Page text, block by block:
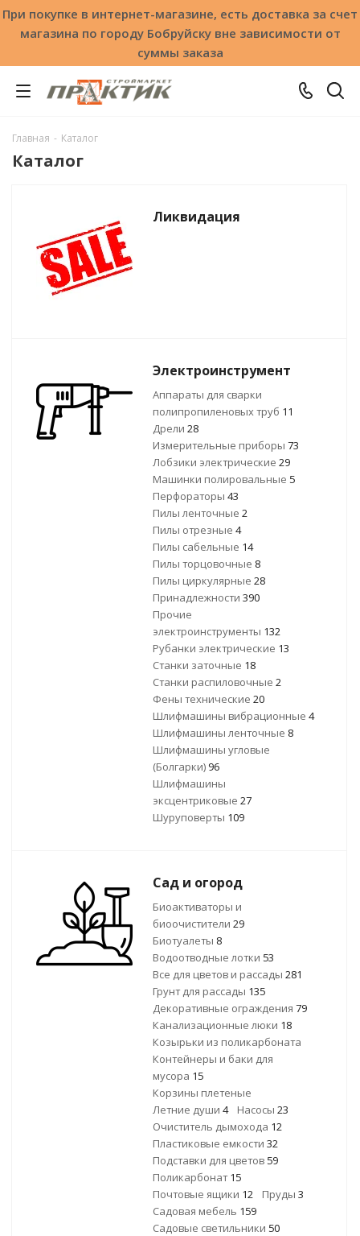
При покупке в интернет-магазине, есть доставка за счет
магазина по городу Бобруйску вне зависимости от
суммы заказа
Главная - Каталог
Каталог
Ликвидация
Электроинструмент
Аппараты для сварки
полипропиленовых труб 11
Дрели 28
Измерительные приборы 73
Лобзики электрические 29
Машинки полировальные 5
Перфораторы 43
Пилы ленточные 2
Пилы отрезные 4
Пилы сабельные 14
Пилы торцовочные 8
Пилы циркулярные 28
Принадлежности 390
Прочие
электроинструменты 132
Рубанки электрические 13
Станки заточные 18
Станки распиловочные 2
Фены технические 20
Шлифмашины вибрационные 4
Шлифмашины ленточные 8
Шлифмашины угловые
(Болгарки) 96
Шлифмашины
эксцентриковые 27
Шуруповерты 109
Сад и огород
Биоактиваторы и
биоочистители 29
Биотуалеты 8
Водоотводные лотки 53
Все для цветов и рассады 281
Грунт для рассады 135
Декоративные ограждения 79
Канализационные люки 18
Козырьки из поликарбоната
Контейнеры и баки для
мусора 15
Корзины плетеные
Летние души 4 Насосы 23
Очиститель дымохода 12
Пластиковые емкости 32
Подставки для цветов 59
Поликарбонат15
Почтовые ящики 12 Пруды 3
Садовая мебель 159
Садовые светильники 50